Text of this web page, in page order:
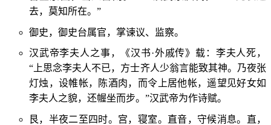
去，莫知所在。”
御史，御史台属官，掌谏议、监察。
汉武帝李夫人之事，《汉书·外戚传》载：李夫人死，
“上思念李夫人不已，方士齐人少翁言能致其神。乃夜张
灯烛，设帷帐，陈酒肉，而令上居他帐，遥望见好女如
李夫人之貌，还幄坐而步。”汉武帝为作诗赋。
艮，半夜二至四时。宫，寝室。直音，守候消息。直，